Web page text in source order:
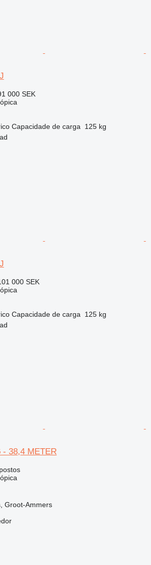
000 SEK
Capacidade de carga
125 kg
000 SEK
Capacidade de carga
125 kg
- 38,4 METER
Groot-Ammers